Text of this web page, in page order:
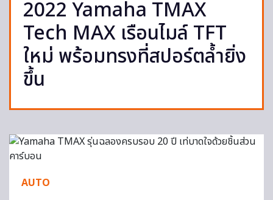
2022 Yamaha TMAX
Tech MAX เรือนไมล์ TFT
ใหม่ พร้อมทรงที่สปอร์ตล้ำยิ่ง
ขึ้น
AUTO